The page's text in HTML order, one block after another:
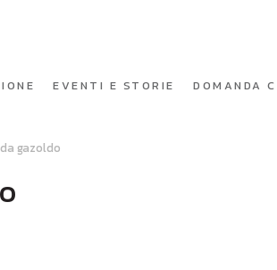
EVENTI E STORIE DOMANDA
gazoldo